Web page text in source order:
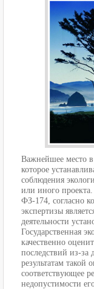
Важнейшее место в
которое
соблюдения
или иного
ФЗ-174, согласно
экспертизы
деятельности
Государственная
качественно
последствий из-за
результатам такой
соответствующее
недопустимости